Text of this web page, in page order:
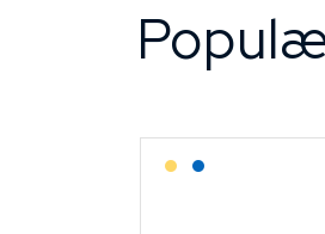
Lagerført: Grossist
Lagerført: